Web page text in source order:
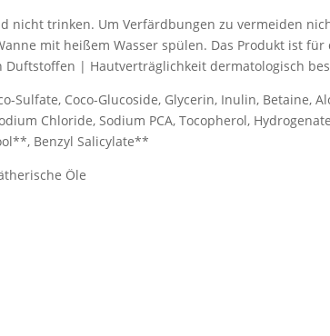
nicht trinken. Um Verfärdbungen zu vermeiden
mit heißem Wasser spülen. Das Produkt ist
| Hautverträglichkeit dermatologisch
Sulfate, Coco-Glucoside, Glycerin, Inulin, Betaine,
Chloride, Sodium PCA, Tocopherol,
Benzyl Salicylate**
Öle